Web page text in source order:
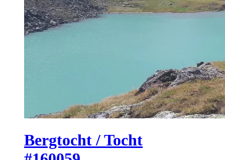
Bergtocht / Tocht